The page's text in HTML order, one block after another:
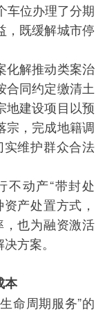
车位办理了分期
，既缓解城市停
解推动类案治
合同约定缴清土
地建设项目以预
宗，完成地籍调
实维护群众合法
动产“带封处
产处置方式，
，也为融资激活
方案。
本
命周期服务”的